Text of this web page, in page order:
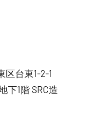
台東1-2-1
1階 SRC造